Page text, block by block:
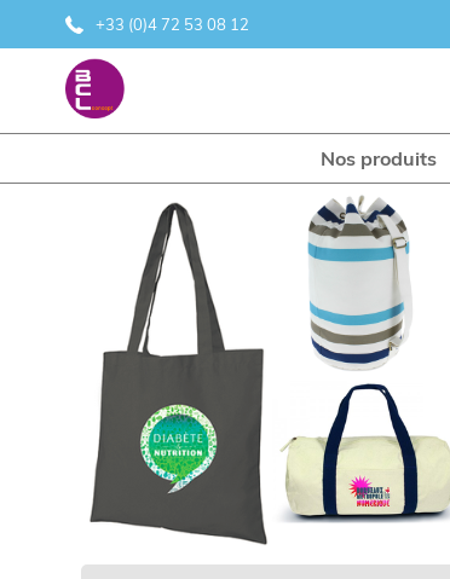
+33 (0)4 72 53 08 12
Nos produits